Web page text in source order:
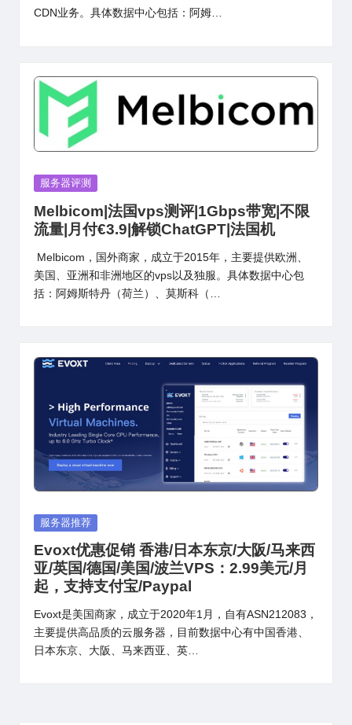
CDN业务。具体数据中心包括：阿姆…
Posted
服务器评测
Melbicom|法国vps测评|1Gbps带宽|不限
流量|月付€3.9|解锁ChatGPT|法国机
Melbicom，国外商家，成立于2015年，主要提供欧洲、
美国、亚洲和非洲地区的vps以及独服。具体数据中心包
括：阿姆斯特丹（荷兰）、莫斯科（…
Posted
服务器推荐
Evoxt优惠促销 香港/日本东京/大阪/马来西
亚/英国/德国/美国/波兰VPS：2.99美元/月
起，支持支付宝/Paypal
Evoxt是美国商家，成立于2020年1月，自有ASN212083，
主要提供高品质的云服务器，目前数据中心有中国香港、
日本东京、大阪、马来西亚、英…